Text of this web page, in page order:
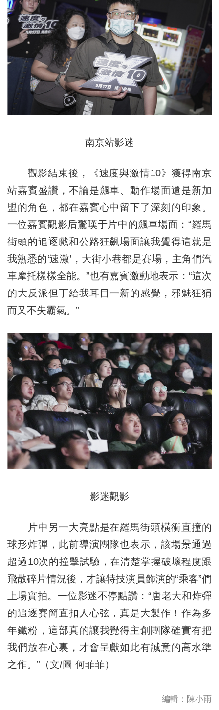
南京站影迷
觀影結束後，《速度與激情10》獲得南京
站嘉賓盛讚，不論是飆車、動作場面還是新加
盟的角色，都在嘉賓心中留下了深刻的印象。
一位嘉賓觀影后驚嘆于片中的飆車場面：“羅馬
街頭的追逐戲和公路狂飆場面讓我覺得這就是
我熟悉的‘速激’，大街小巷都是賽場，主角們汽
車摩托樣樣全能。”也有嘉賓激動地表示：“這次
的大反派但丁給我耳目一新的感覺，邪魅狂狷
而又不失霸氣。”
影迷觀影
片中另一大亮點是在羅馬街頭橫衝直撞的
球形炸彈，此前導演團隊也表示，該場景通過
超過10次的撞擊試驗，在清楚掌握破壞程度跟
飛散碎片情況後，才讓特技演員飾演的“乘客”們
上場實拍。一位影迷不停點讚：“唐老大和炸彈
的追逐賽簡直扣人心弦，真是大製作！作為多
年鐵粉，這部真的讓我覺得主創團隊確實有把
我們放在心裏，才會呈獻如此有誠意的高水準
之作。”（文/圖 何菲菲）
編輯：陳小雨